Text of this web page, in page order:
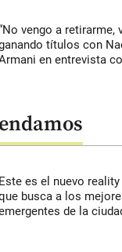
vengo a retirarme,
títulos con
en entrevista
Este es el nuevo
busca a los
de la